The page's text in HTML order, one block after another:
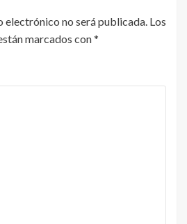
electrónico no será publicada. Los
marcados con*